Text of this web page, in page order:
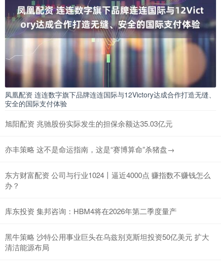
凤凰配资 连连数字旗下品牌连连国际与12Victory达成合作打造无缝、
安全的国际支付体验
旭阳配资 兆驰股份实际发生的担保余额达35.03亿元
亦丰策略 这不是命运指南，这是“赛博算命”杀猪盘→
东方财富配资 公司与行业1024丨逼近4000点 赚指数不赚钱怎么
办？
库东投资 集邦咨询：HBM4将在2026年第二季度量产
黑牛策略 沙特公用事业巨头在乌兹别克斯坦投资50亿美元 扩大
清洁能源布局